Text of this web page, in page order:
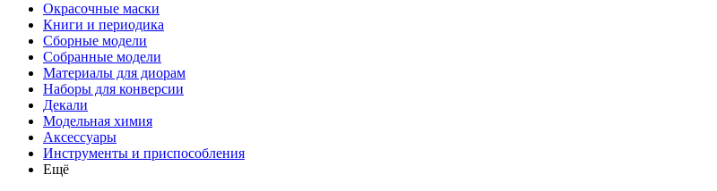
Окрасочные маски
Книги и периодика
Сборные модели
Собранные модели
Материалы для диорам
Наборы для конверсии
Декали
Модельная химия
Аксессуары
Инструменты и приспособления
Ещё